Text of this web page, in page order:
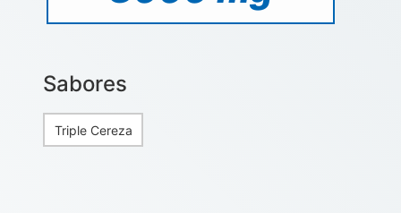
Sabores
Triple Cereza